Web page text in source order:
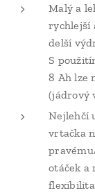
Malý a
rychlejší
delší
S
8 Ah lze
(jádrový
Nejlehčí
vrtačka
otáček a